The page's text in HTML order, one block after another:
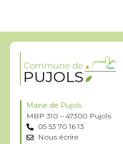
Mairie de Pujols
MBP 310 – 47300 Pujols
05 53 70 16 13
Nous écrire